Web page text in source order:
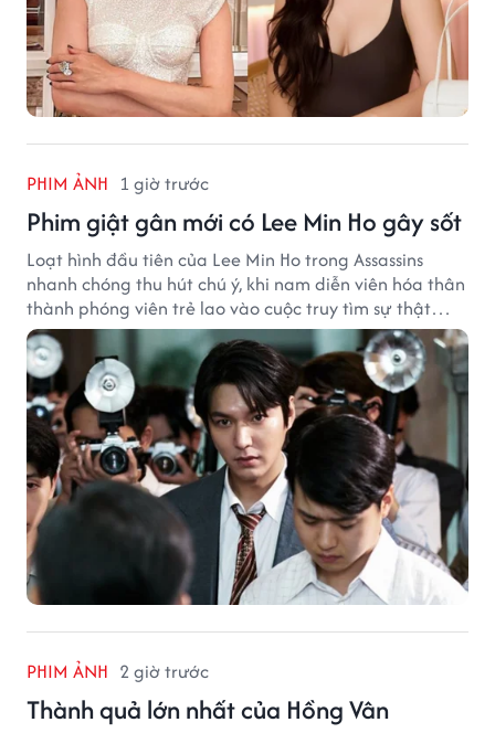
PHIM ẢNH 1 giờ trước
Phim giật gân mới có Lee Min Ho gây sốt
Loạt hình đầu tiên của Lee Min Ho trong Assassins
nhanh chóng thu hút chú ý, khi nam diễn viên hóa thân
thành phóng viên trẻ lao vào cuộc truy tìm sự thật
phía sau một vụ ám sát gây chấn động Hàn Quốc.
PHIM ẢNH 2 giờ trước
Thành quả lớn nhất của Hồng Vân